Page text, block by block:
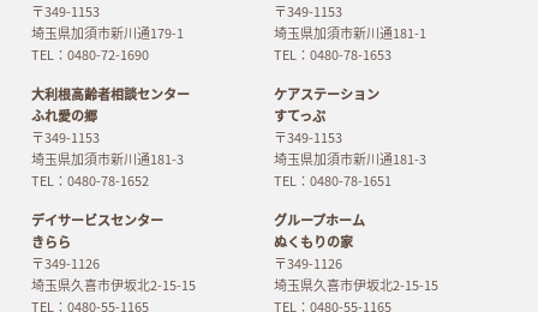
〒349-1153
埼玉県加須市新川通179-1
TEL：0480-72-1690
〒349-1153
埼玉県加須市新川通181-1
TEL：0480-78-1653
大利根高齢者相談センター
ふれ愛の郷
〒349-1153
埼玉県加須市新川通181-3
TEL：0480-78-1652
ケアステーション
すてっぷ
〒349-1153
埼玉県加須市新川通181-3
TEL：0480-78-1651
デイサービスセンター
きらら
〒349-1126
埼玉県久喜市伊坂北2-15-15
TEL：0480-55-1165
グループホーム
ぬくもりの家
〒349-1126
埼玉県久喜市伊坂北2-15-15
TEL：0480-55-1165